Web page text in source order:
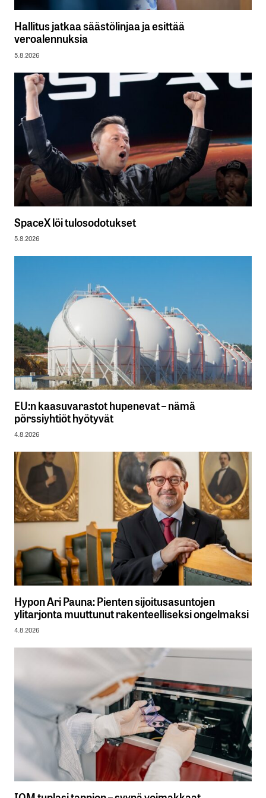
Hallitus jatkaa säästölinjaa ja esittää
veroalennuksia
5.8.2026
SpaceX löi tulosodotukset
5.8.2026
EU:n kaasuvarastot hupenevat – nämä
pörssiyhtiöt hyötyvät
4.8.2026
Hypon Ari Pauna: Pienten sijoitusasuntojen
ylitarjonta muuttunut rakenteelliseksi ongelmaksi
4.8.2026